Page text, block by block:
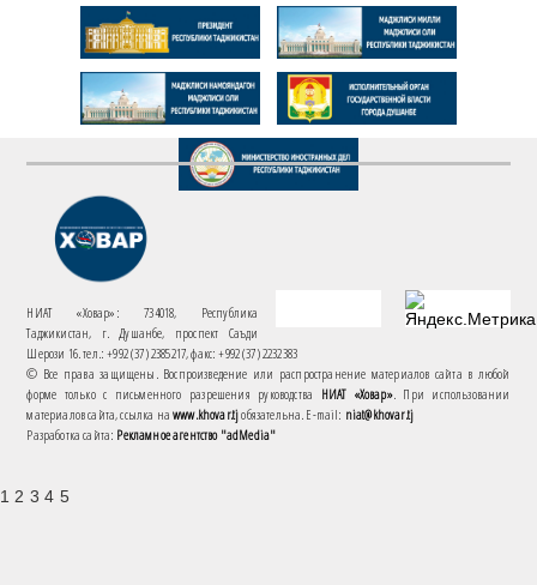
НИАТ «Ховар»: 734018, Республика
Таджикистан, г. Душанбе, проспект Саъди
Шерози 16. тел.: +992 (37) 2385217, факс: +992 (37) 2232383
© Все права защищены. Воспроизведение или распространение материалов сайта в любой
форме только с письменного разрешения руководства НИАТ «Ховар». При использовании
материалов сайта, ссылка наwww.khovar.tjобязательна. E-mail: niat@khovar.tj
Разработка сайта: Рекламное агентство "adMedia"
1 2 3 4 5